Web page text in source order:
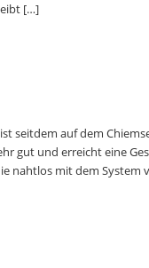
[…]
seitdem auf dem
gut und erreicht eine
nahtlos mit dem System